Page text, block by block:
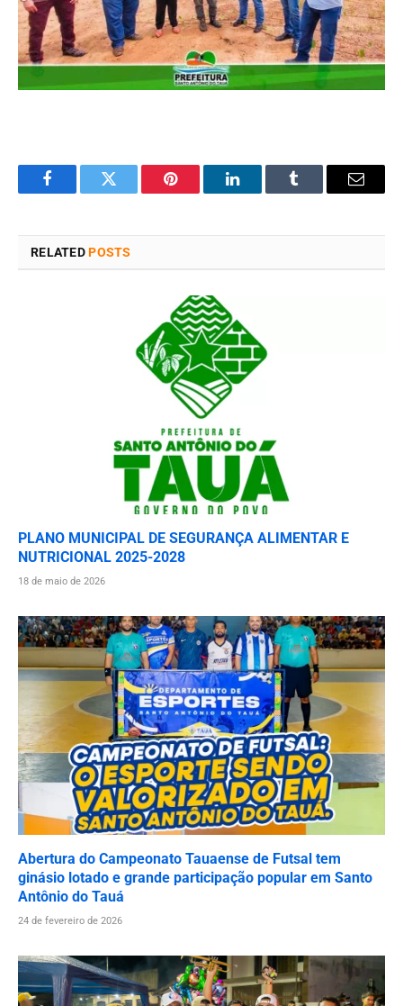
FacebookTwitter Pinterest LinkedInTumblr Email
RELATEDPOSTS
PLANO MUNICIPAL DE SEGURANÇA ALIMENTAR E
NUTRICIONAL 2025-2028
18 de maio de 2026
Abertura do Campeonato Tauaense de Futsal tem
ginásio lotado e grande participação popular em Santo
Antônio do Tauá
24 de fevereiro de 2026